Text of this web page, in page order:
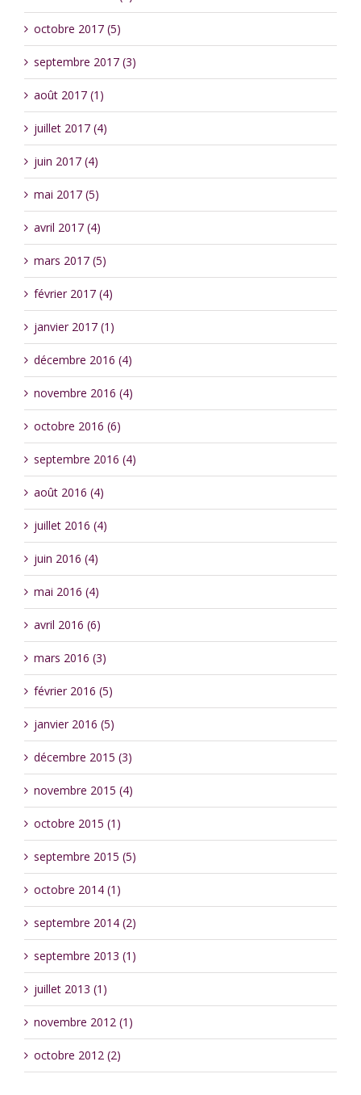
octobre 2017 (5)
septembre 2017 (3)
août 2017 (1)
juillet 2017 (4)
juin 2017 (4)
mai 2017 (5)
avril 2017 (4)
mars 2017 (5)
février 2017 (4)
janvier 2017 (1)
décembre 2016 (4)
novembre 2016 (4)
octobre 2016 (6)
septembre 2016 (4)
août 2016 (4)
juillet 2016 (4)
juin 2016 (4)
mai 2016 (4)
avril 2016 (6)
mars 2016 (3)
février 2016 (5)
janvier 2016 (5)
décembre 2015 (3)
novembre 2015 (4)
octobre 2015 (1)
septembre 2015 (5)
octobre 2014 (1)
septembre 2014 (2)
septembre 2013 (1)
juillet 2013 (1)
novembre 2012 (1)
octobre 2012 (2)